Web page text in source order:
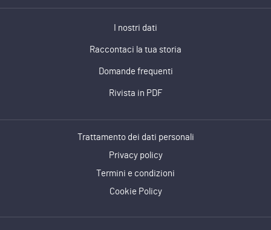
I nostri dati
Raccontaci la tua storia
Domande frequenti
Rivista in PDF
Trattamento dei dati personali
Privacy policy
Termini e condizioni
Cookie Policy